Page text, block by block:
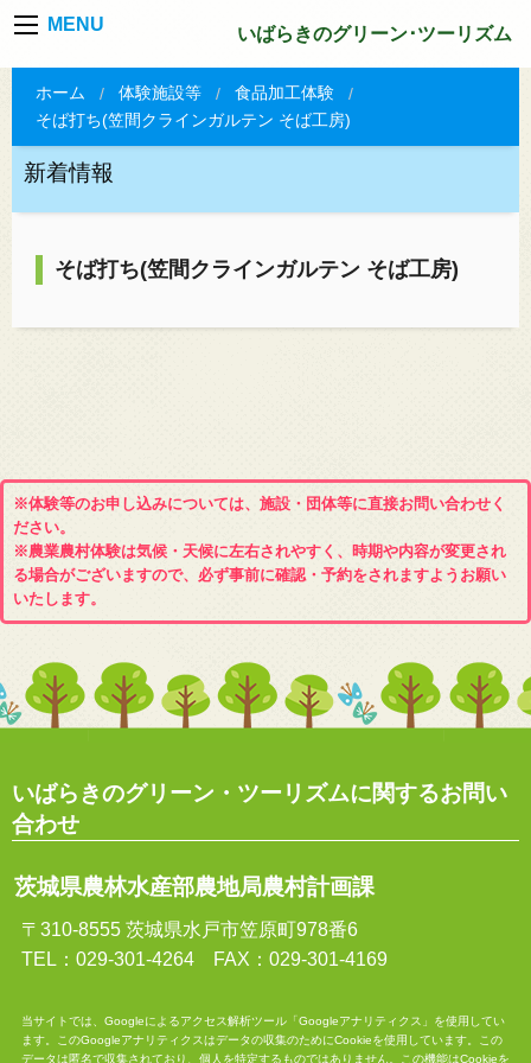
MENU いばらきのグリーン･ツーリズム
ホーム 体験施設等
食品加工体験
そば打ち(笠間クラインガルテン そば工房)
新着情報
そば打ち(笠間クラインガルテン そば工房)
※体験等のお申し込みについては、施設・団体等に直接お問い合わせく
ださい。
※農業農村体験は気候・天候に左右されやすく、時期や内容が変更され
る場合がございますので、必ず事前に確認・予約をされますようお願い
いたします。
いばらきのグリーン・ツーリズムに関するお問い
合わせ
茨城県農林水産部農地局農村計画課
〒310-8555 茨城県水戸市笠原町978番6
TEL：029-301-4264 FAX：029-301-4169
当サイトでは、Googleによるアクセス解析ツール「Googleアナリティクス」を使用してい
ます。このGoogleアナリティクスはデータの収集のためにCookieを使用しています。この
データは匿名で収集されており、個人を特定するものではありません。この機能はCookieを